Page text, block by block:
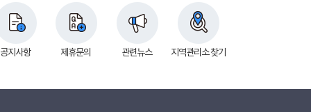
공지사항 제휴문의 관련뉴스 지역관리소 찾기